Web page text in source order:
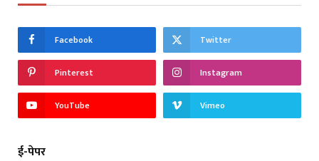
Facebook Twitter
Pinterest Instagram
YouTube Vimeo
ई-पेपर